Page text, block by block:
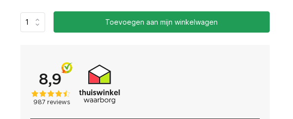
Toevoegen aan mijn winkelwagen